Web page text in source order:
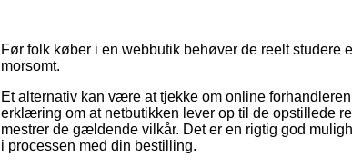
Før folk køber i en webbutik behøver de reelt
morsomt.
Et alternativ kan være at tjekke om online
erklæring om at netbutikken lever op til de opstillede
mestrer de gældende vilkår. Det er en rigtig god
i processen med din bestilling.